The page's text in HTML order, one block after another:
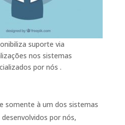
suporte via
nos sistemas
por nós .
somente à um dos sistemas
por nós,